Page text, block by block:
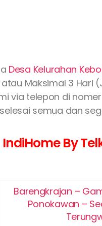
Desa Kelurahan
atau Maksimal 3 Hari
via telepon di
selesai semua dan
IndiHome By
Barengkrajan –
Ponokawan –